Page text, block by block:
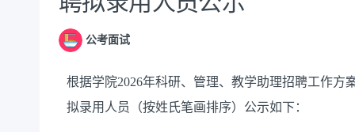
公考面试
根据学院2026年科研、管理、教学助理招聘工作
拟录用人员（按姓氏笔画排序）公示如下：